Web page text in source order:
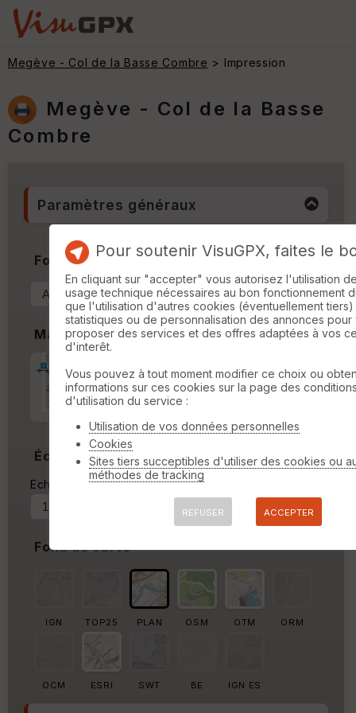
Megève - Col de la Basse Combre > Impression
Megève - Col de la Basse
Combre
Paramètres généraux
Format & Orientation
Marges
Marge autour de la trace
%
Échelle
Echelle actuelle : 1/40854
Fond de carte
IGN TOP25 PLAN OSM OTM ORM
OCM ESRI SWT BE IGN ES
Pour soutenir VisuGPX, faites le
En cliquant sur "accepter" vous autorisez l'utilisation
usage technique nécessaires au bon fonctionnement
que l'utilisation d'autres cookies (éventuellement
statistiques ou de personnalisation des annonces pour
proposer des services et des offres adaptées à vos
d'interêt.
Vous pouvez à tout moment modifier ce choix ou
informations sur ces cookies sur la page des
d'utilisation du service :
Utilisation de vos données personnelles
Cookies
Sites tiers succeptibles d'utiliser des cookies ou
méthodes de tracking
REFUSER ACCEPTER